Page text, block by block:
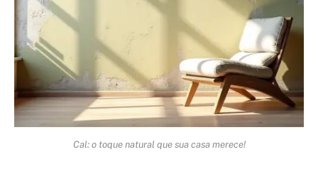
Cal: o toque natural que sua casa merece!